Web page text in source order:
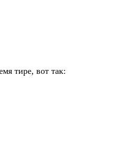
тире, вот так: